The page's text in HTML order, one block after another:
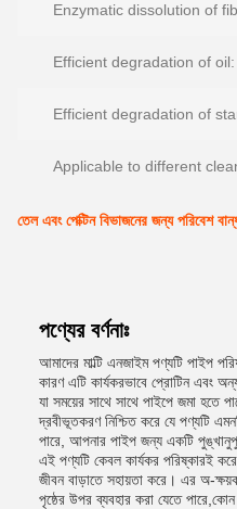
Enzymatic dissolution of
Efficient degradation of oil:
Efficient degradation of
Applicable to different
তেল এবং পেক্টিন বিভাজনের জন্য পরিবেশ
পণ্যের বর্ণনাঃ
আমাদের মাল্টি এনজাইম পণ্যটি পাইপ
কারণ এটি কার্যকরভাবে প্রোটিন এবং
যা সময়ের সাথে সাথে পাইপে জমা হতে
দ্রবীভূতকরণ নিশ্চিত করে যে পণ্যটি
পারে, আপনার পাইপ জন্য একটি
এই পণ্যটি কেবল কার্যকর পরিষ্কারই
জীবন বাড়াতে সহায়তা করে। এর অ-
পৃষ্ঠের উপর ব্যবহার করা যেতে পারে,কোন